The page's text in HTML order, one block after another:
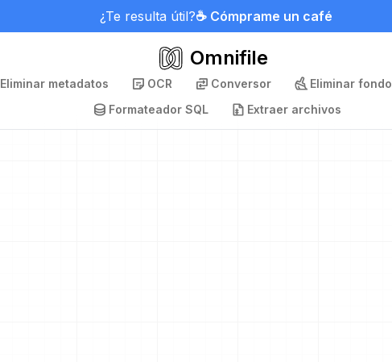
¿Te resulta útil?☕ Cómprame un café
Omnifile
Eliminar metadatos OCR Conversor Eliminar fondo
Formateador SQL
Extraer archivos